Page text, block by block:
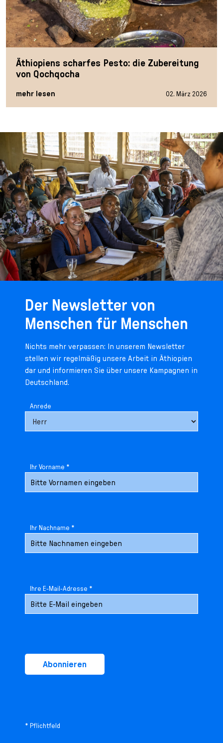
Äthiopiens scharfes Pesto: die Zubereitung
von Qochqocha
mehr lesen 02. März 2026
Der Newsletter von
Menschen für Menschen
Nichts mehr verpassen: In unserem Newsletter
stellen wir regelmäßig unsere Arbeit in Äthiopien
dar und informieren Sie über unsere Kampagnen in
Deutschland.
Anrede
Ihr Vorname *
Ihr Nachname *
Ihre E-Mail-Adresse *
Abonnieren
* Pflichtfeld